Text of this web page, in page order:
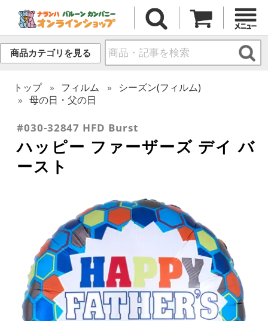
商品カテゴリを見る
トップ フィルム
シーズン(フィルム)
母の日・父の日
#030-32847 HFD Burst
ハッピー ファーザーズ デイ バ
ースト